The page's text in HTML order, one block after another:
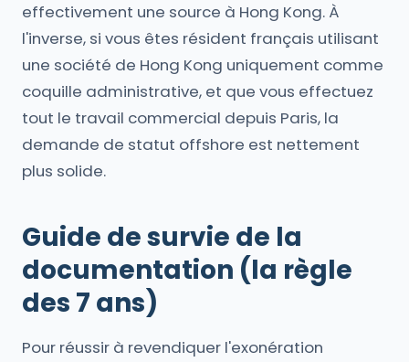
effectivement une source à Hong Kong. À
l'inverse, si vous êtes résident français utilisant
une société de Hong Kong uniquement comme
coquille administrative, et que vous effectuez
tout le travail commercial depuis Paris, la
demande de statut offshore est nettement
plus solide.
Guide de survie de la
documentation (la règle
des 7 ans)
Pour réussir à revendiquer l'exonération